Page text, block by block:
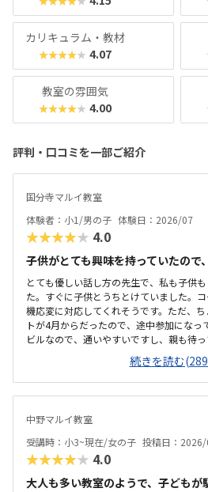
したりといったスキルもつけること
向けのパソコンスクールなので、
ップしてみようかな？」なんてこと
カリキュラム・教材
★★★★★ 4.07
教室の雰囲気
★★★★★ 4.00
評判・口コミを一部ご紹介
国分寺マルイ教室
体験者：小1/男の子 体験日：2026/07
★★★★★ 4.0
子供がとても興味を持っていたので
とても優しい話し方の先生で、私も子供
た。すぐに子供とうちとけていました。
機応変に対応してくれそうです。ただ、
トが4月からだったので、途中参加になっ
ビルなので、通いやすいですし、親も待
さそうです。少し狭いですが、清潔感が
なさん集中してもくもくと学んでいまし
も体験に行きましたが、他よりもお安か
先生が優しそうで、安心して子供を預け
続きを読む
中野マルイ教室
受講時：小3~現在/女の子 投稿日：
★★★★★ 4.0
大人も多い教室のようで、子どもが